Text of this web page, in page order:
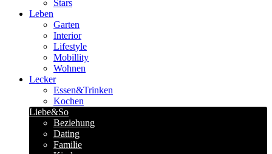
Stars
Leben
Garten
Interior
Lifestyle
Mobillity
Wohnen
Lecker
Essen&Trinken
Kochen
Liebe&So
Beziehung
Dating
Familie